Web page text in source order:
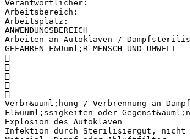
Verantwortlicher:
Arbeitsbereich:
Arbeitsplatz:
ANWENDUNGSBEREICH
Arbeiten an Autoklaven /
GEFAHREN F&Uuml;R MENSCH UND UMWELT





Verbr&uuml;hung / Verbrennung an
Fl&uuml;ssigkeiten oder
Explosion des Autoklaven
Infektion durch Sterilisiergut,